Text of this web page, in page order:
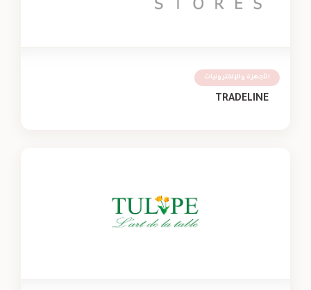
الأجهزة والإلكترونيات
TRADELINE